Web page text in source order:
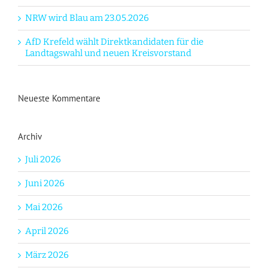
NRW wird Blau am 23.05.2026
AfD Krefeld wählt Direktkandidaten für die
Landtagswahl und neuen Kreisvorstand
Neueste Kommentare
Archiv
Juli 2026
Juni 2026
Mai 2026
April 2026
März 2026